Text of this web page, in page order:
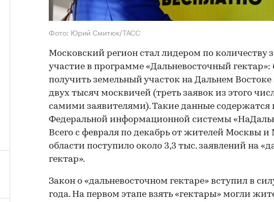
Фото: Юрий Смитюк/ТАСС
Московский регион стал лидером по количеству
участие в программе «Дальневосточный гектар»:
получить земельный участок на Дальнем Востоке
двух тысяч москвичей (треть заявок из этого
самими заявителями). Такие данные содержатся
Федеральной информационной системы
Всего с февраля по декабрь от жителей Москвы и
области поступило около 3,3 тыс. заявлений на
гектар».
Закон о «дальневосточном гектаре» вступил в
года. На первом этапе взять «гектары» могли